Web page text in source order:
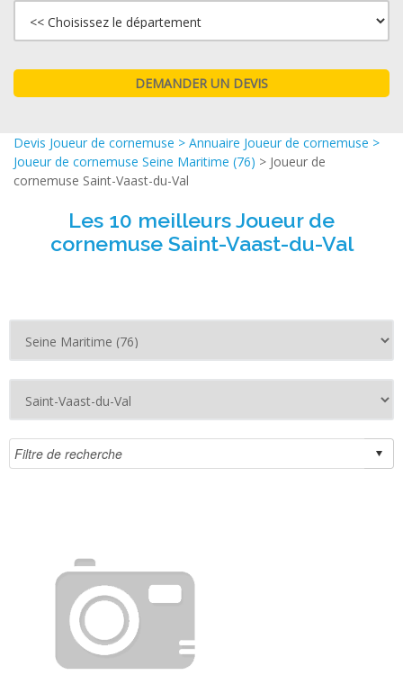
Devis Joueur de cornemuse > Annuaire Joueur de cornemuse >
Joueur de cornemuse Seine Maritime (76) > Joueur de
cornemuse Saint-Vaast-du-Val
Les 10 meilleurs Joueur de
cornemuse Saint-Vaast-du-Val